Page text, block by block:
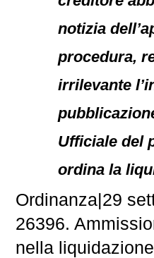
notizia
procedura,
irrilevante
Ufficiale del
ordina la
Ordinanza|29
26396.
nella